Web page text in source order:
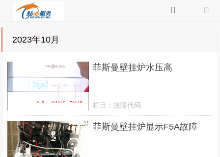
2023年10月
菲斯曼壁挂炉水压高
栏目：故障代码
菲斯曼壁挂炉显示F5A故障